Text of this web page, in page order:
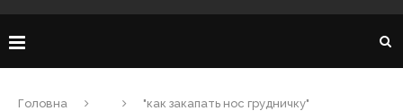
Головна "как закапать нос грудничку"